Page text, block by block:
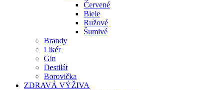
Červené
Biele
Ružové
Šumivé
Brandy
Likér
Gin
Destilát
Borovička
ZDRAVÁ VÝŽIVA